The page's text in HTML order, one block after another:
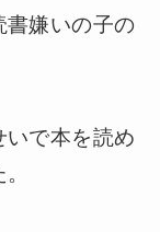
嫌いの子の
で本を読め